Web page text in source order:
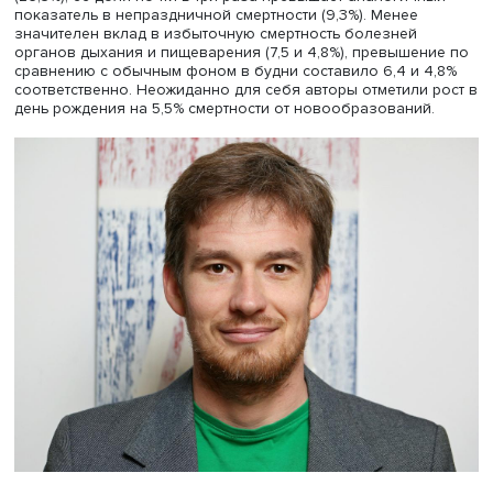
За 15 дней (день рождения и последующие две недели)
избыточная смертность составила 19 700 человек и на
превысила обычный уровень непраздничных дней.
непосредственно в день рождения произошло 4000
«лишних» смертей (+21% по сравнению со смертностью в
будни). Наиболее частой причиной смерти в день
стали болезни системы кровообращения (46,5%), но
смертности этого класса в день рождения по
естественным фоном составил 2,9%, что может отражать
относительно незначительное воздействие праздника
класс смертей.
Вторая по распространенности — смерть от внешних
(26,3%), ее доля почти в три раза превышает
показатель в непраздничной смертности (9,3%). Менее
значителен вклад в избыточную смертность болезней
органов дыхания и пищеварения (7,5 и 4,8%),
сравнению с обычным фоном в будни составило 6,4 и
соответственно. Неожиданно для себя авторы
день рождения на 5,5% смертности от